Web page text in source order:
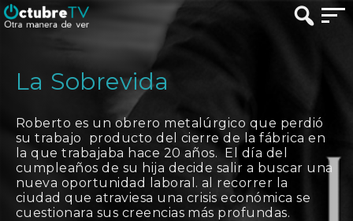
La Sobrevida
Roberto es un obrero metalúrgico que perdió
su trabajo producto del cierre de la fábrica en
la que trabajaba hace 20 años. El día del
cumpleaños de su hija decide salir a buscar una
nueva oportunidad laboral. al recorrer la
ciudad que atraviesa una crisis económica se
cuestionara sus creencias más profundas.